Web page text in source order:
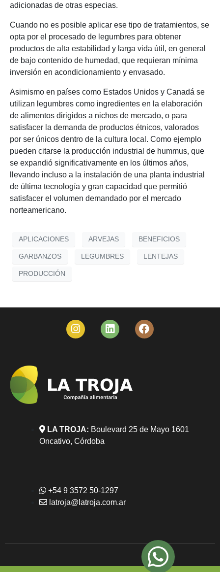
adicionadas de otras especias.
Cuando no es posible aplicar ese tipo de tratamientos, se
opta por el procesado de legumbres para obtener
productos de alta estabilidad y larga vida útil, en general
de bajo contenido de humedad, que requieran mínima
inversión en acondicionamiento y envasado.
Asimismo en países como Estados Unidos y Canadá se
utilizan legumbres como ingredientes en la elaboración
de alimentos dirigidos a nichos de mercado, o para
satisfacer la demanda de productos étnicos, valorados
por ser únicos dentro de la cultura local. Como ejemplo
pueden citarse la producción industrial de hummus, que
se expandió significativamente en los últimos años,
llevando incluso a la instalación de una planta industrial
de última tecnología y gran capacidad que permitió
satisfacer el volumen demandado por el mercado
norteamericano.
APLICACIONES ARVEJAS BENEFICIOS
GARBANZOS LEGUMBRES LENTEJAS
PRODUCCIÓN
LA TROJA: Boulevard 25 de Mayo 1601
Oncativo, Córdoba
+54 9 3572 50-1297
latroja@latroja.com.ar